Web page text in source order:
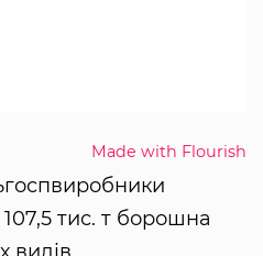
Made with Flourish
тис. т борошна